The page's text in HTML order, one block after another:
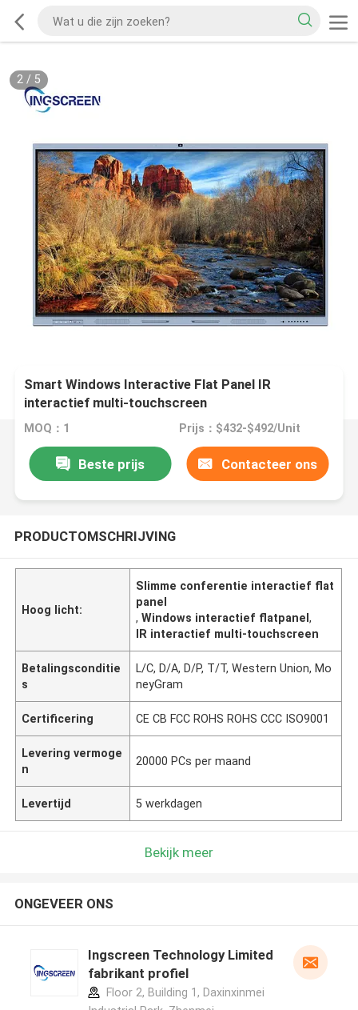
2/ 5
Smart Windows Interactive Flat Panel IR
interactief multi-touchscreen
MOQ：1 Prijs：$432-$492/Unit
Beste prijs Contacteer ons
PRODUCTOMSCHRIJVING
Hoog licht:
Slimme conferentie interactief flat
panel
,Windows interactief flatpanel,
IR interactief multi-touchscreen
Betalingsconditie
s
L/C, D/A, D/P, T/T, Western Union, Mo
neyGram
Certificering CE CB FCC ROHS ROHS CCC ISO9001
Levering vermoge
n
20000 PCs per maand
Levertijd 5 werkdagen
Bekijk meer
ONGEVEER ONS
Ingscreen Technology Limited
fabrikant profiel
Floor 2, Building 1, Daxinxinmei